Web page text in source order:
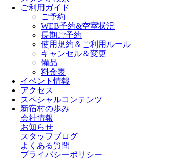
ご利用ガイド
ご予約
WEB予約&空室状況
長期ご予約
使用規約＆ご利用ルール
キャンセル＆変更
備品
料金表
イベント情報
アクセス
スペシャルコンテンツ
新宿村の歩み
会社情報
お知らせ
スタッフブログ
よくある質問
プライバシーポリシー